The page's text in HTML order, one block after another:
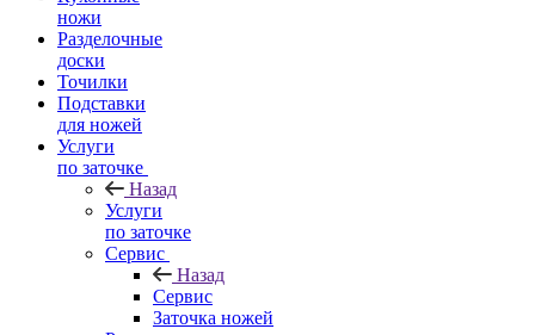
ножи
Разделочные
доски
Точилки
Подставки
для ножей
Услуги
по заточке
Назад
Услуги
по заточке
Сервис
Назад
Сервис
Заточка ножей